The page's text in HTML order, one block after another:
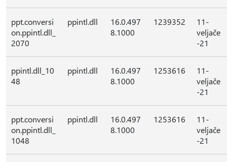
ppt.conversi
on.ppintl.dll_
2070
ppintl.dll
16.0.497
8.1000
1239352
11-
veljače
-21
ppintl.dll_10
48
ppintl.dll
16.0.497
8.1000
1253616
11-
veljače
-21
ppt.conversi
on.ppintl.dll_
1048
ppintl.dll
16.0.497
8.1000
1253616
11-
veljače
-21